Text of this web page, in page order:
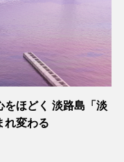
をほどく 淡路島「淡
れ変わる